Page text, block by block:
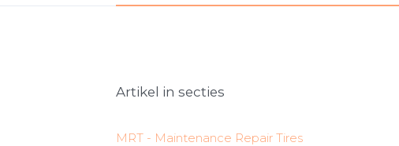
Artikel in secties
MRT - Maintenance Repair Tires